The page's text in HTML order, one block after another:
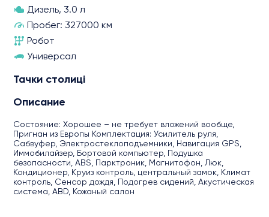
Дизель, 3.0 л
Пробег: 327000 км
Робот
Универсал
Тачки столиці
Описание
Состояние: Хорошее – не требует вложений вообще,
Пригнан из Европы Комплектация: Усилитель руля,
Сабвуфер, Электростеклоподъемники, Навигация GPS,
Иммобилайзер, Бортовой компьютер, Подушка
безопасности, ABS, Парктроник, Магнитофон, Люк,
Кондиционер, Круиз контроль, центральный замок, Климат
контроль, Сенсор дождя, Подогрев сидений, Акустическая
система, ABD, Кожаный салон